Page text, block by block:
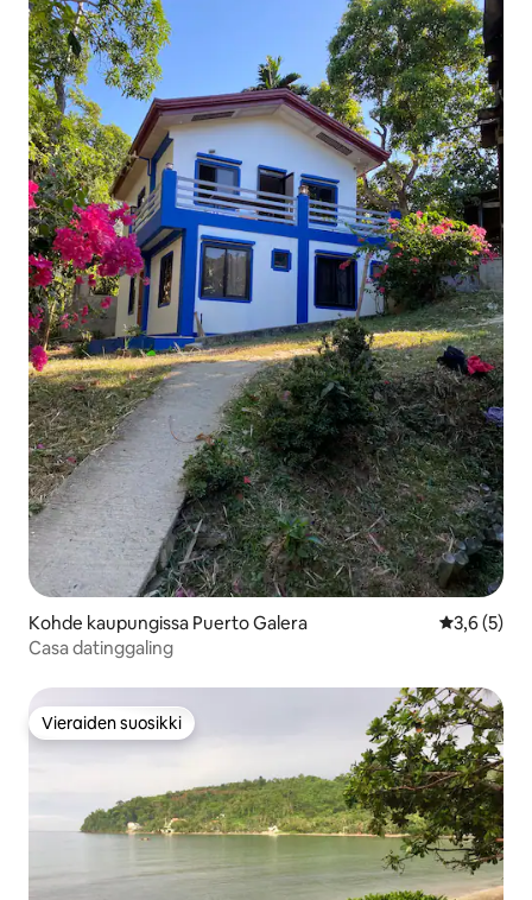
Kohde kaupungissa Puerto Galera
3,6 (5)
Casa datinggaling
Vieraiden suosikki
Vieraiden suosikki